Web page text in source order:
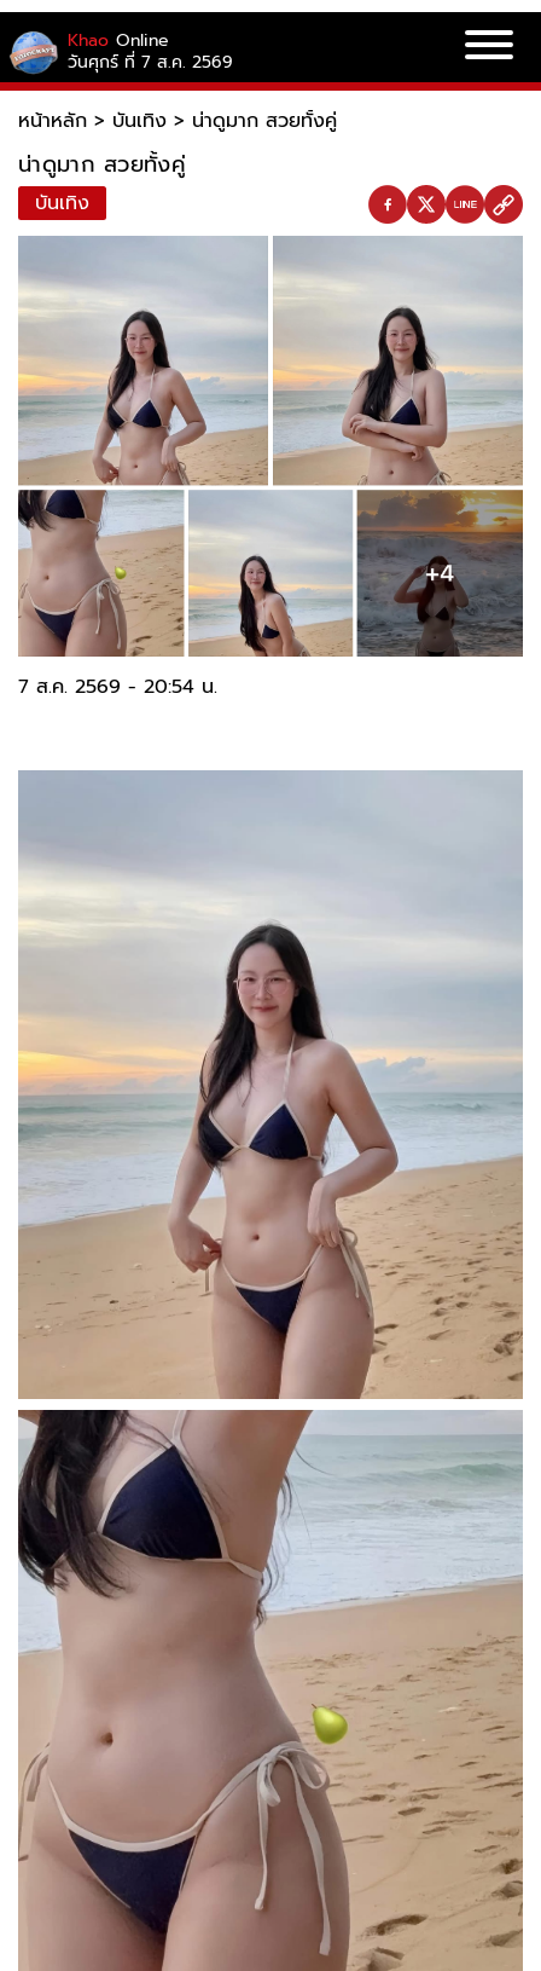
Khao Online
วันศุกร์ ที่ 7 ส.ค. 2569
หน้าหลัก > บันเทิง > น่าดูมาก สวยทั้งคู่
น่าดูมาก สวยทั้งคู่
บันเทิง
7 ส.ค. 2569 - 20:54 น.